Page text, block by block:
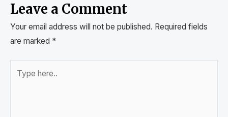
Leave a Comment
Your email address will not be published. Required fields
are marked *